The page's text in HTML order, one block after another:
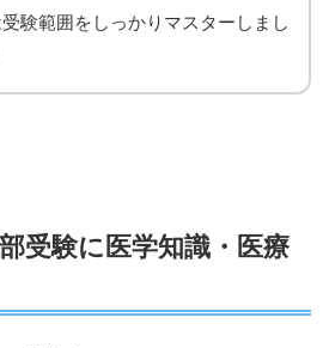
受験範囲をしっかりマスターしまし
受験に医学知識・医療